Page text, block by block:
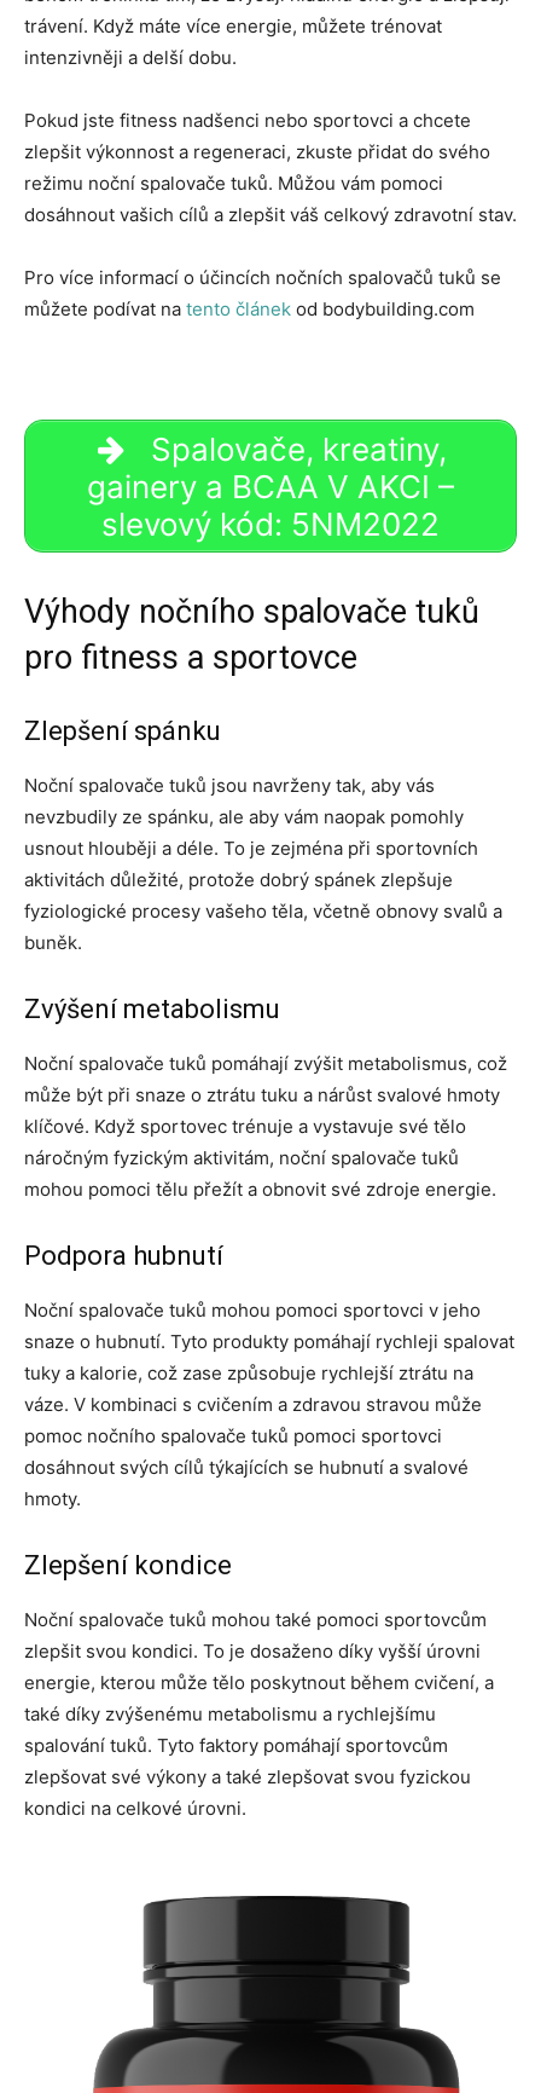
trávení. Když máte více energie, můžete trénovat
intenzivněji a delší dobu.
Pokud jste fitness nadšenci nebo sportovci a chcete
zlepšit výkonnost a regeneraci, zkuste přidat do svého
režimu noční spalovače tuků. Můžou vám pomoci
dosáhnout vašich cílů a zlepšit váš celkový zdravotní stav.
Pro více informací o účincích nočních spalovačů tuků se
můžete podívat na tento článek od bodybuilding.com
Spalovače, kreatiny,
gainery a BCAA V AKCI –
slevový kód: 5NM2022
Výhody nočního spalovače tuků
pro fitness a sportovce
Zlepšení spánku
Noční spalovače tuků jsou navrženy tak, aby vás
nevzbudily ze spánku, ale aby vám naopak pomohly
usnout hlouběji a déle. To je zejména při sportovních
aktivitách důležité, protože dobrý spánek zlepšuje
fyziologické procesy vašeho těla, včetně obnovy svalů a
buněk.
Zvýšení metabolismu
Noční spalovače tuků pomáhají zvýšit metabolismus, což
může být při snaze o ztrátu tuku a nárůst svalové hmoty
klíčové. Když sportovec trénuje a vystavuje své tělo
náročným fyzickým aktivitám, noční spalovače tuků
mohou pomoci tělu přežít a obnovit své zdroje energie.
Podpora hubnutí
Noční spalovače tuků mohou pomoci sportovci v jeho
snaze o hubnutí. Tyto produkty pomáhají rychleji spalovat
tuky a kalorie, což zase způsobuje rychlejší ztrátu na
váze. V kombinaci s cvičením a zdravou stravou může
pomoc nočního spalovače tuků pomoci sportovci
dosáhnout svých cílů týkajících se hubnutí a svalové
hmoty.
Zlepšení kondice
Noční spalovače tuků mohou také pomoci sportovcům
zlepšit svou kondici. To je dosaženo díky vyšší úrovni
energie, kterou může tělo poskytnout během cvičení, a
také díky zvýšenému metabolismu a rychlejšímu
spalování tuků. Tyto faktory pomáhají sportovcům
zlepšovat své výkony a také zlepšovat svou fyzickou
kondici na celkové úrovni.